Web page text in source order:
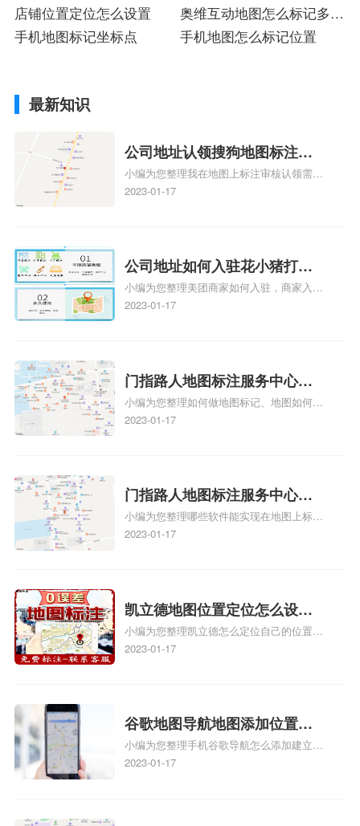
店铺位置定位怎么设置
奥维互动地图怎么标记多个
小红地点
手机地图标记坐标点 手机地图怎么标记位置
最新知识
公司地址认领搜狗地图标注多
久审核？公司地址认领地图标
注多久审核？
小编为您整理我在地图上标注审核认领需要
多久、我在地图上标注审核认领需要多久
情可查看下方正文！
2023-01-17
公司地址如何入驻花小猪打车
地图标记？指路人地图标注服
务中心铺如何入驻花小猪打车
小编为您整理美团商家如何入驻，商家入驻
教程、商家如何入驻地图、如何入驻地:、
2023-01-17
门指路人地图标注服务中心如
何做花小猪打车地图位置标
记？门指路人地图标注服务中
小编为您整理如何做地图标记、地图如何做
标记、so搜街景中如何做标记、360e启花贷
关地图标注知识，详情可查看下方正文！
2023-01-17
门指路人地图标注服务中心地
图位置地址标记？门指路人地
图标注服务中心苹果地图位置
小编为您整理哪些软件能实现在地图上标记
门指路人地图标注服务中心位置、门指路人
门指路人地图标注服务中心地址标注上地图
怎么弄相关地图标注知识，详情可查看下方
正文！
2023-01-17
凯立德地图位置定位怎么设置
自己的指路人地图标注服务中
心名？凯立德地图位置定位怎
小编为您整理凯立德怎么定位自己的位置
啊、手机凯立德地图定位怎么设置往上走、
地图标注服务中心铺招牌相关地图标注知
识，详情可查看下方正文！
2023-01-17
谷歌地图导航地图添加位置？
添加谷歌地图导航位置？
小编为您整理手机谷歌导航怎么添加建立多
人位置、如何在地图，谷歌地图添加公司位
2023-01-17